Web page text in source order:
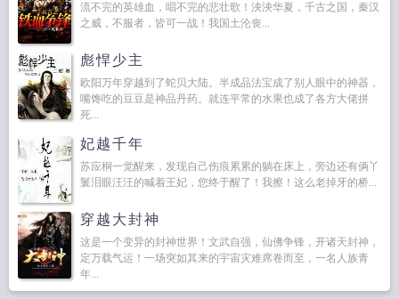
流不完的英雄血，唱不完的悲壮歌！泱泱华夏，千古之国，秦汉
之威，不服者，皆可一战！我国土沦丧...
彪悍少主
欧阳万年穿越到了蛇贝大陆。半成品法宝成了别人眼中的神器，
嘴馋吃的豆豆是神品丹药。就连平常的水果也成了各方大佬拼
死...
妃越千年
苏应桐一觉醒来，发现自己伤痕累累的躺在床上，旁边还有俩丫
鬟泪眼汪汪的喊着王妃，您终于醒了！我擦！这么老掉牙的桥...
穿越大封神
这是一个变异的封神世界！文武自强，仙佛争锋，开诸天封神，
定万载气运！一场突如其来的宇宙灾难席卷而至，一名人族青
年...